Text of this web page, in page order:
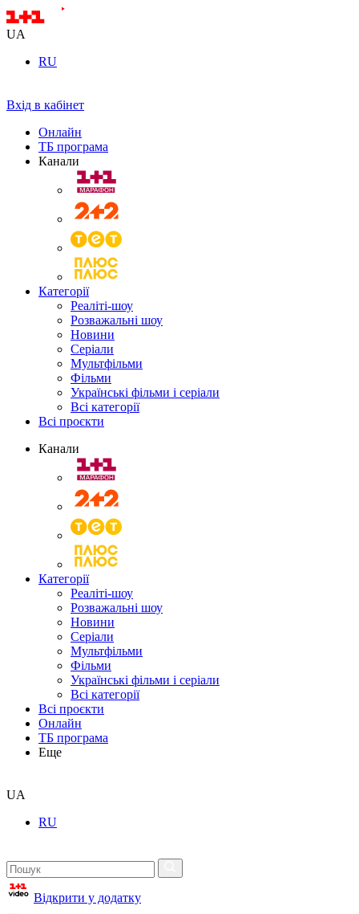
UA
RU
Вхід в кабінет
Онлайн
ТБ програма
Канали
Категорії
Реаліті-шоу
Розважальні шоу
Новини
Серіали
Мультфільми
Фільми
Українські фільми і серіали
Всі категорії
Всі проєкти
Канали
Категорії
Реаліті-шоу
Розважальні шоу
Новини
Серіали
Мультфільми
Фільми
Українські фільми і серіали
Всі категорії
Всі проєкти
Онлайн
ТБ програма
Еще
UA
RU
Відкрити у додатку